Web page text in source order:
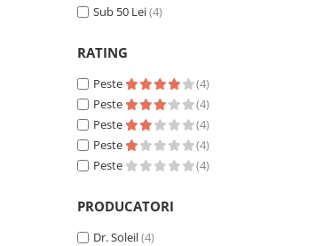
Sub 50 Lei(4)
RATING
Peste
(4)
Peste
(4)
Peste
(4)
Peste
(4)
Peste
(4)
PRODUCATORI
Dr. Soleil(4)